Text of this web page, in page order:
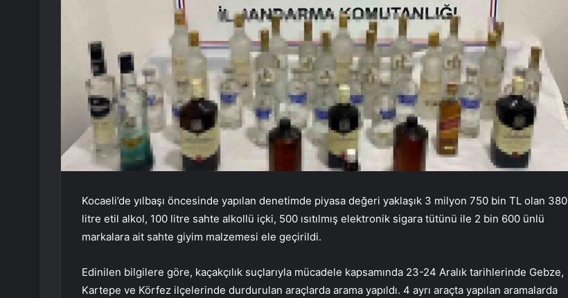
Kocaeli’de yılbaşı öncesinde yapılan denetimde piyasa değeri yaklaşık 3 milyon 750 bin TL olan 380
litre etil alkol, 100 litre sahte alkollü içki, 500 ısıtılmış elektronik sigara tütünü ile 2 bin 600 ünlü
markalara ait sahte giyim malzemesi ele geçirildi.
Edinilen bilgilere göre, kaçakçılık suçlarıyla mücadele kapsamında 23-24 Aralık tarihlerinde Gebze,
Kartepe ve Körfez ilçelerinde durdurulan araçlarda arama yapıldı. 4 ayrı araçta yapılan aramalarda